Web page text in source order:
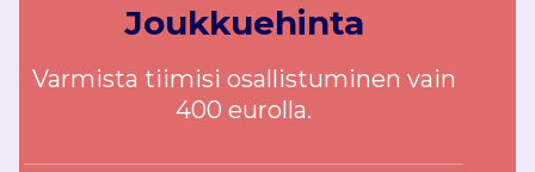
Joukkuehinta
Varmista tiimisi osallistuminen vain
400 eurolla.